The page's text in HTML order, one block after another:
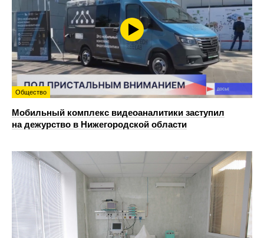
Общество
Мобильный комплекс видеоаналитики заступил
на дежурство в Нижегородской области